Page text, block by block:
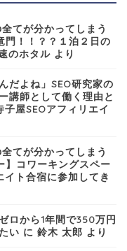
てが分かってしまう
門！！？？１泊２日の
のホタル より
だよね」SEO研究家の
講師として働く理由と
屋SEOアフィリエイ
てが分かってしまう
】コワーキングスペー
イト合宿に参加してき
ロから1年間で350万円
い に 鈴木 太郎 より